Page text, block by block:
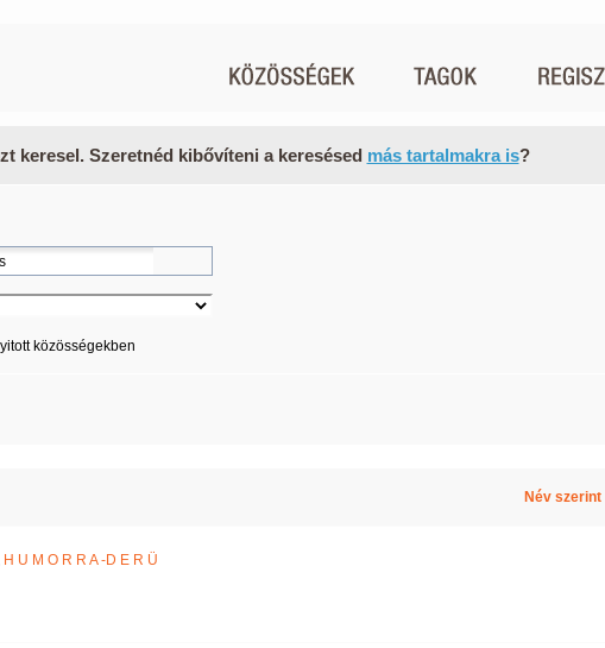
keresel. Szeretnéd kibővíteni a keresésed más tartalmakra is?
közösségekben
Név szerint
H U M O R R A -D E R Ü